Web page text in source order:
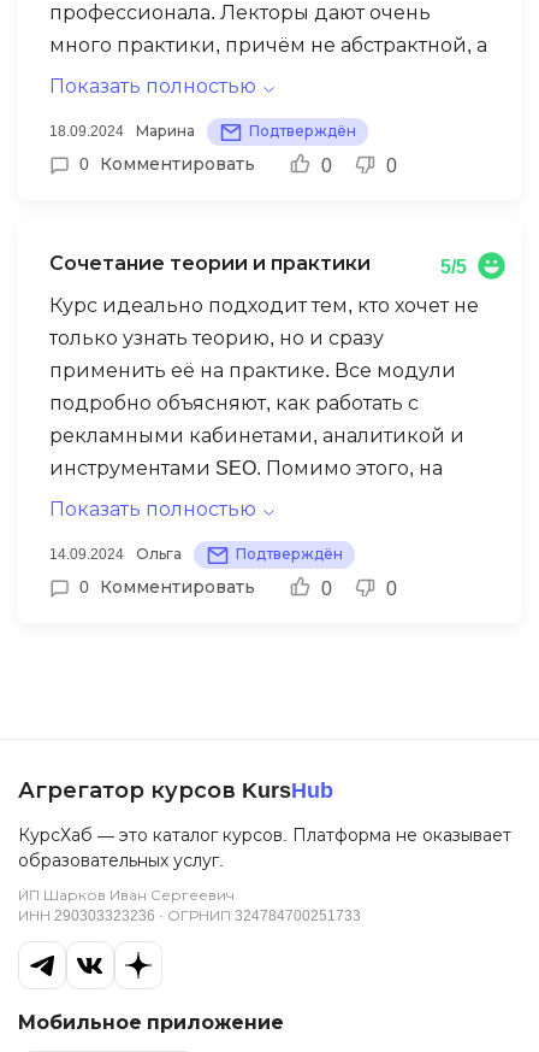
профессионала. Лекторы дают очень
много практики, причём не абстрактной, а
на примерах реальных кейсов, с
приятно работать в команде и разбирать
задания коллег, это дало мне возможность
поддержка со стороны кураторов и
преподавателей всегда была доступна —
на любой вопрос отвечали оперативно.
Теперь я уверен, что смогу не только
настраивать рекламные кампании, но и
оценивать их эффективность
Показать полностью
18.09.2024 Марина Подтверждён
0 Комментировать 0 0
Сочетание теории и практики
5/5
Курс идеально подходит тем, кто хочет не
только узнать теорию, но и сразу
применить её на практике. Все модули
подробно объясняют, как работать с
рекламными кабинетами, аналитикой и
инструментами SEO. Помимо этого, на
курсе уделяют внимание построению
развивать бизнес в долгосрочной
перспективе. Учебный процесс
которых раньше явно не хватало.
Показать полностью
14.09.2024 Ольга Подтверждён
0 Комментировать 0 0
Агрегатор курсов KursHub
КурсХаб — это каталог курсов. Платформа не оказывает
образовательных услуг.
ИП Шарков Иван Сергеевич
ИНН 290303323236 · ОГРНИП 324784700251733
Мобильное приложение